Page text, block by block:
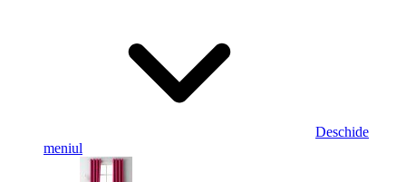
Deschide
meniul